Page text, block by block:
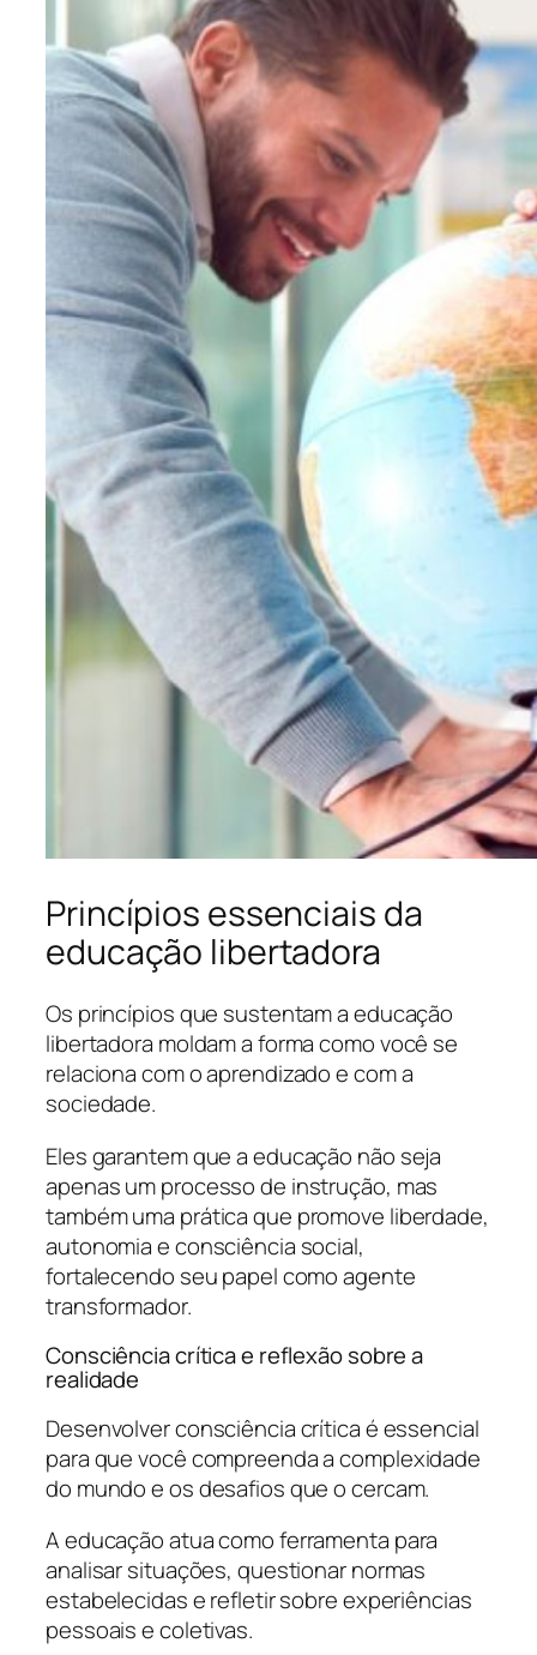
Princípios essenciais da
educação libertadora
Os princípios que sustentam a educação
libertadora moldam a forma como você se
relaciona com o aprendizado e com a
sociedade.
Eles garantem que a educação não seja
apenas um processo de instrução, mas
também uma prática que promove liberdade,
autonomia e consciência social,
fortalecendo seu papel como agente
transformador.
Consciência crítica e reflexão sobre a
realidade
Desenvolver consciência crítica é essencial
para que você compreenda a complexidade
do mundo e os desafios que o cercam.
A educação atua como ferramenta para
analisar situações, questionar normas
estabelecidas e refletir sobre experiências
pessoais e coletivas.